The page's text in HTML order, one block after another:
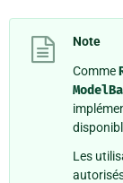
Note
Comme
Les